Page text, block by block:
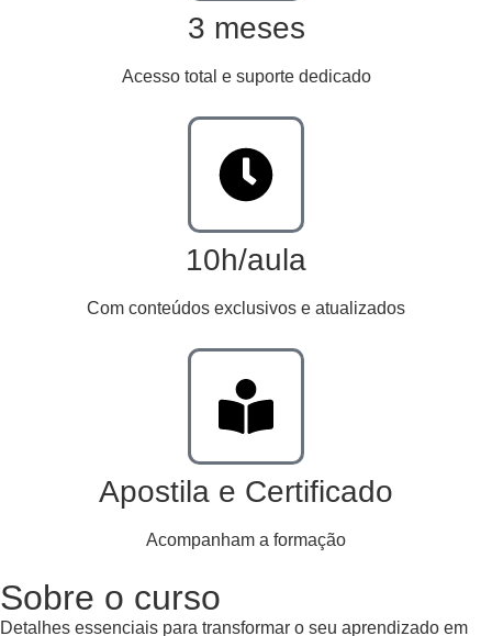
3 meses
Acesso total e suporte dedicado
10h/aula
Com conteúdos exclusivos e atualizados
Apostila e Certificado
Acompanham a formação
Sobre o curso
Detalhes essenciais para transformar o seu aprendizado em